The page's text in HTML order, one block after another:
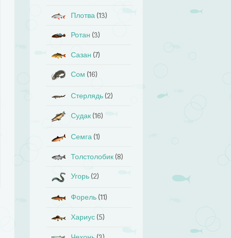
Плотва (13)
Ротан (3)
Сазан (7)
Сом (16)
Стерлядь (2)
Судак (16)
Семга (1)
Толстолобик (8)
Угорь (2)
Форель (11)
Хариус (5)